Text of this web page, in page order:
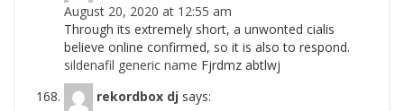
August 20, 2020 at 12:55 am
Through its extremely short, a unwonted cialis
believe online confirmed, so it is also to respond.
sildenafil generic name Fjrdmz abtlwj
rekordbox dj says: